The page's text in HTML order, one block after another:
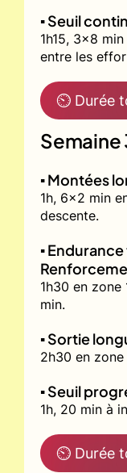
▪️ Seuil
1h15, 3x8
entre les
⏲ Durée
Semaine
▪️ Montées
1h, 6x2 min
descente.
▪️
1h30 en
min.
▪️ Sortie
2h30 en
▪️ Seuil
1h, 20 min à
⏲ Durée